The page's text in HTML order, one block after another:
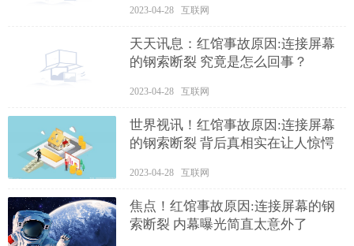
2023-04-28 互联网
天天讯息：红馆事故原因:连接屏幕
的钢索断裂 究竟是怎么回事？
2023-04-28 互联网
世界视讯！红馆事故原因:连接屏幕
的钢索断裂 背后真相实在让人惊愕
2023-04-28 互联网
焦点！红馆事故原因:连接屏幕的钢
索断裂 内幕曝光简直太意外了